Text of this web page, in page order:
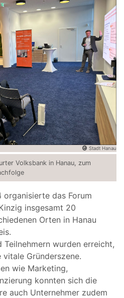
Stadt Hanau
Volksbank in Hanau, zum
das Forum
insgesamt 20
Orten in Hanau
Teilnehmern wurden erreicht,
Gründerszene.
wie Marketing,
konnten sich die
auch Unternehmer zudem